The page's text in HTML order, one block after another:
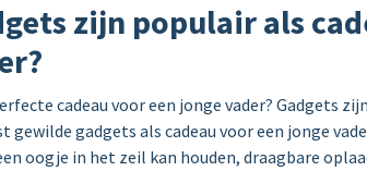
zijn populair als
cadeau voor een jonge vader? Gadgets
gewilde gadgets als cadeau voor een jonge
oogje in het zeil kan houden, draagbare